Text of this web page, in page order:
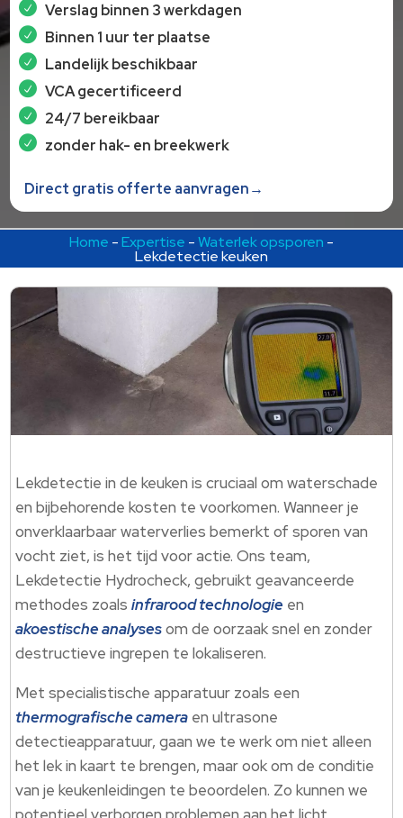
Verslag binnen 3 werkdagen
Binnen 1 uur ter plaatse
Landelijk beschikbaar
VCA gecertificeerd
24/7 bereikbaar
zonder hak- en breekwerk
Direct gratis offerte aanvragen→
Home -Expertise -Waterlek opsporen -
Lekdetectie keuken
Lekdetectie in de keuken is cruciaal om waterschade
en bijbehorende kosten te voorkomen.​ Wanneer je
onverklaarbaar waterverlies bemerkt of sporen van
vocht ziet, is het tijd voor actie.​ Ons team,
Lekdetectie Hydrocheck, gebruikt geavanceerde
methodes zoalsinfrarood technologie en
akoestische analysesom de oorzaak snel en zonder
destructieve ingrepen te lokaliseren.​
Met specialistische apparatuur zoals een
thermografische camera en ultrasone
detectieapparatuur, gaan we te werk om niet alleen
het lek in kaart te brengen, maar ook om de conditie
van je keukenleidingen te beoordelen.​ Zo kunnen we